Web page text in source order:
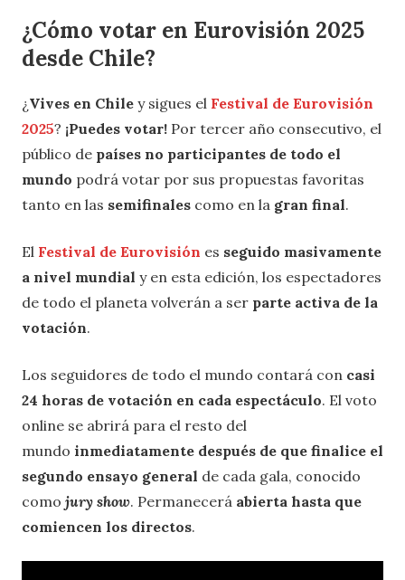
¿Cómo votar en Eurovisión 2025
desde Chile?
¿Vives en Chile y sigues el Festival de Eurovisión
2025? ¡Puedes votar! Por tercer año consecutivo, el
público de países no participantes de todo el
mundo podrá votar por sus propuestas favoritas
tanto en las semifinales como en la gran final.
El Festival de Eurovisión es seguido masivamente
a nivel mundial y en esta edición, los espectadores
de todo el planeta volverán a ser parte activa de la
votación.
Los seguidores de todo el mundo contará con casi
24 horas de votación en cada espectáculo. El voto
online se abrirá para el resto del
mundo inmediatamente después de que finalice el
segundo ensayo general de cada gala, conocido
como jury show. Permanecerá abierta hasta que
comiencen los directos.